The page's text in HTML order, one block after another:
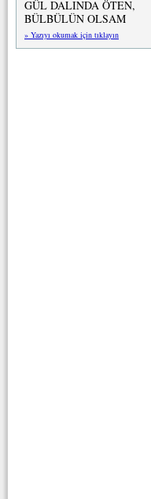
GÜL DALINDA ÖTEN,
BÜLBÜLÜN OLSAM
» Yazıyı okumak için tıklayın